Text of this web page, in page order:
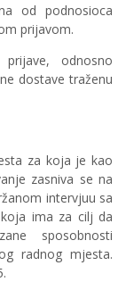
od podnosioca
prijavom.
prijave, odnosno
dostave traženu
za koja je kao
zasniva se na
intervjuu sa
ima za cilj da
sposobnosti
radnog mjesta.